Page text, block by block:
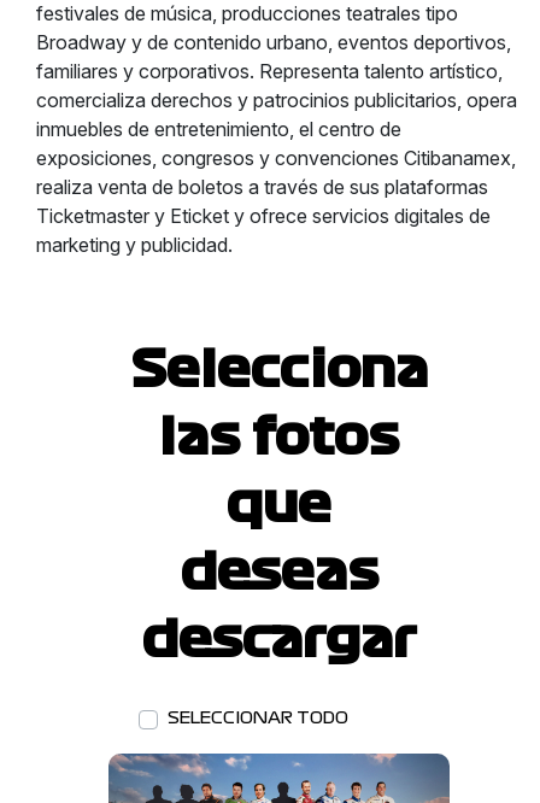
festivales de música, producciones teatrales tipo
Broadway y de contenido urbano, eventos deportivos,
familiares y corporativos. Representa talento artístico,
comercializa derechos y patrocinios publicitarios, opera
inmuebles de entretenimiento, el centro de
exposiciones, congresos y convenciones Citibanamex,
realiza venta de boletos a través de sus plataformas
Ticketmaster y Eticket y ofrece servicios digitales de
marketing y publicidad.
Selecciona
las fotos
que
deseas
descargar
SELECCIONAR TODO